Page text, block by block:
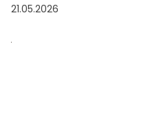
21.05.2026